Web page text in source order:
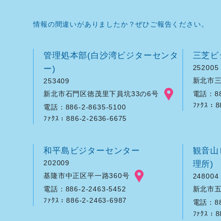
情報の間違いがありましたか？ぜひご報告ください。
管理処本部(白沙湾ビジターセンタ
ー)
253409
新北市石門区徳茂里下員坑33の6号
電話：886-2-8635-5100
ﾌｧｸｽ：886-2-2636-6675
三芝
252005
新北市
電話：
ﾌｧｸｽ：
和平島ビジターセンター
202009
基隆市中正区平一路360号
電話：886-2-2463-5452
ﾌｧｸｽ：886-2-2463-6987
観音
理所)
248004
新北市
電話：
ﾌｧｸｽ：